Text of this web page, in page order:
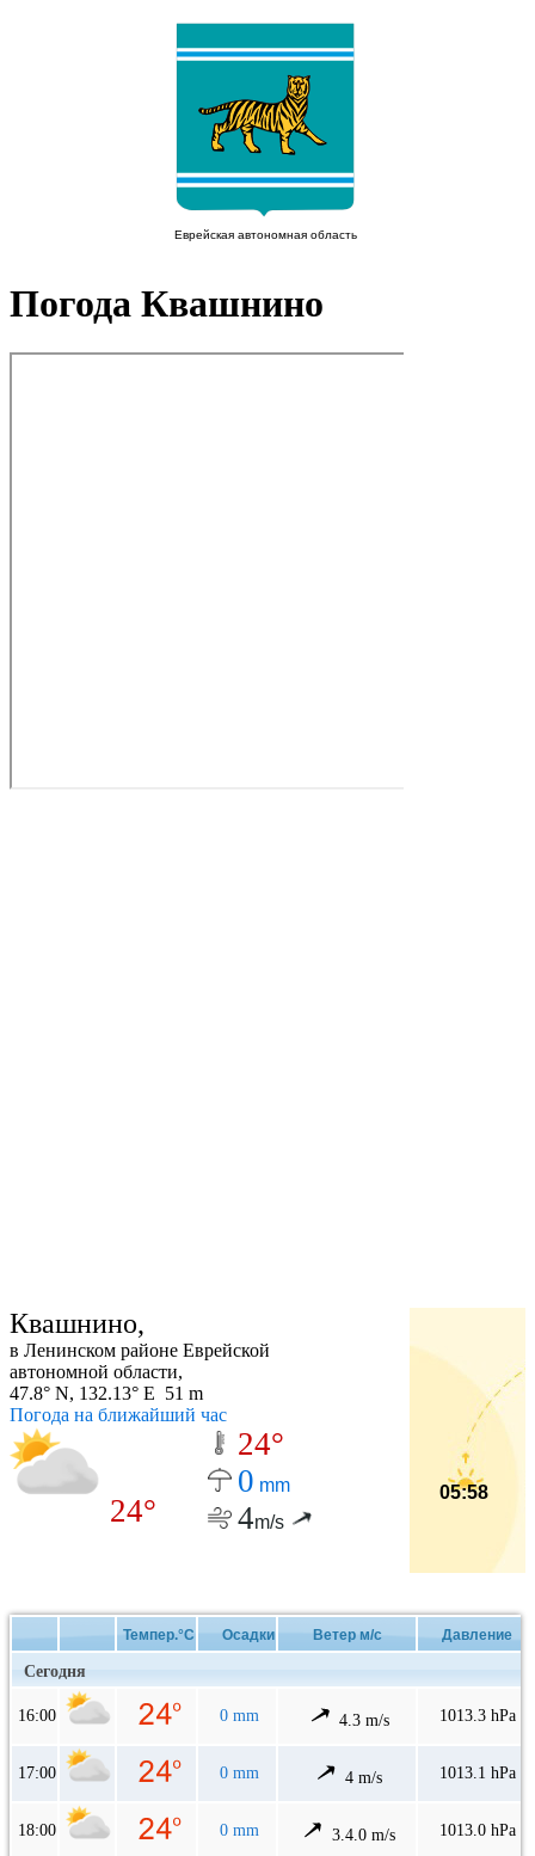
Погода Квашнино
Квашнино,
в Ленинском районе Еврейской
автономной области,
47.8° N, 132.13° E 51 m
Погода на ближайший час
24°
24°
0 mm
4m/s
05:58
Темпер.°C Осадки Ветер м/с Давление
Сегодня
16:00 0 mm 4.3 m/s 1013.3 hPa
17:00 0 mm 4 m/s 1013.1 hPa
18:00 0 mm 3.4.0 m/s 1013.0 hPa